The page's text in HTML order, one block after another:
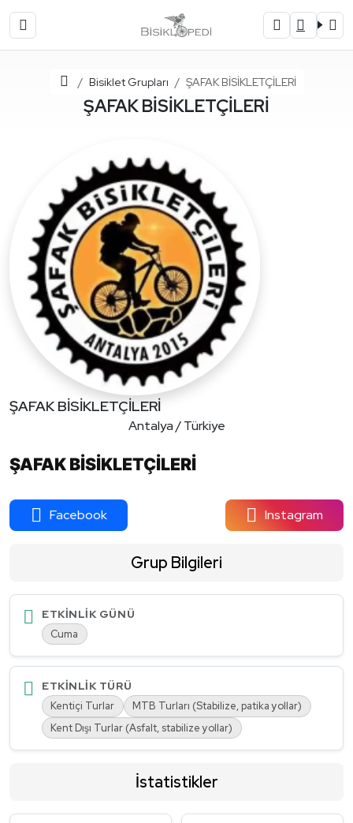
Ana SayfaBisiklet Grupları ŞAFAK BİSİKLETÇİLERİ
ŞAFAK BİSİKLETÇİLERİ
ŞAFAK BİSİKLETÇİLERİ
Antalya / Türkiye
ŞAFAK BİSİKLETÇİLERİ
Facebook Instagram
Grup Bilgileri
ETKINLIK GÜNÜ
Cuma
ETKINLIK TÜRÜ
Kentiçi Turlar
MTB Turları (Stabilize, patika yollar)
Kent Dışı Turlar (Asfalt, stabilize yollar)
İstatistikler